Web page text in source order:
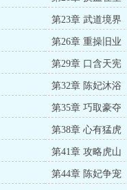
第23章 武道境界
第26章 重操旧业
第29章 口含天宪
第32章 陈妃沐浴
第35章 巧取豪夺
第38章 心有猛虎
第41章 攻略虎山
第44章 陈妃争宠